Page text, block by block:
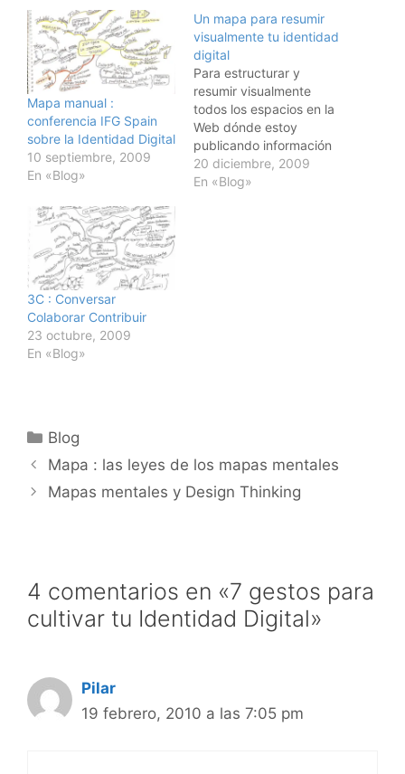
Mapa manual :
conferencia IFG Spain
sobre la Identidad Digital
10 septiembre, 2009
En «Blog»
Un mapa para resumir
visualmente tu identidad
digital
Para estructurar y
resumir visualmente
todos los espacios en la
Web dónde estoy
publicando información
he creado un mapa
usando el programa de
20 diciembre, 2009
En «Blog»
3C : Conversar
Colaborar Contribuir
23 octubre, 2009
En «Blog»
Categorías
Blog
Mapa : las leyes de los mapas mentales
Mapas mentales y Design Thinking
4 comentarios en «7 gestos para
cultivar tu Identidad Digital»
Pilar
19 febrero, 2010 a las 7:05 pm